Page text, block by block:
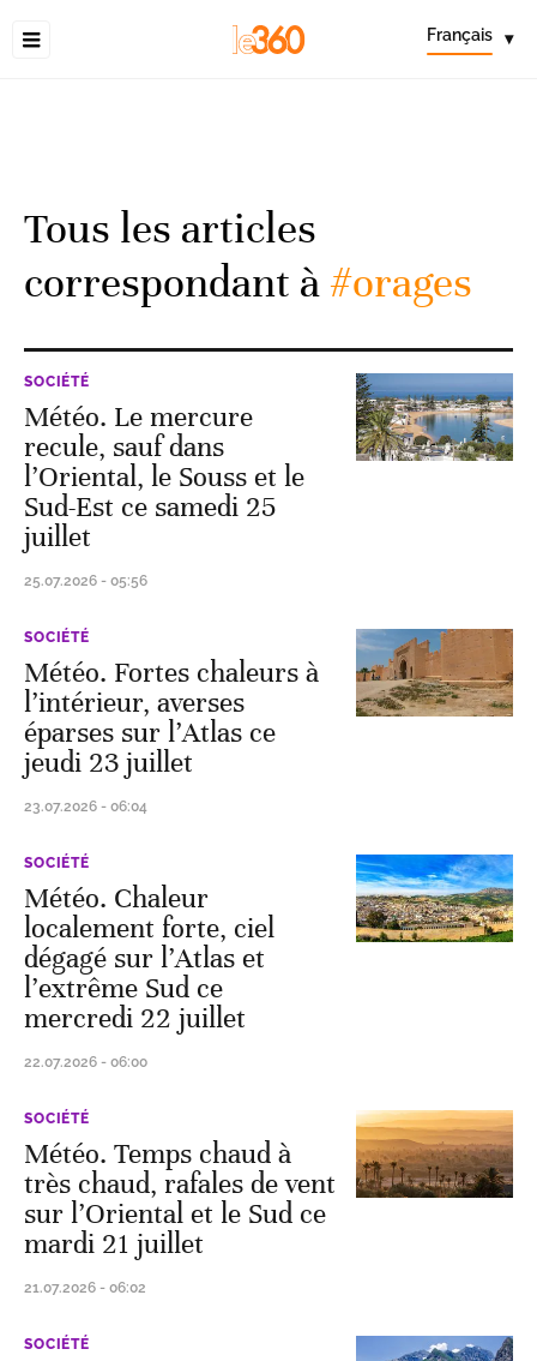
Français ▾
Tous les articles
correspondant à#orages
SOCIÉTÉ
Météo. Le mercure
recule, sauf dans
l’Oriental, le Souss et le
Sud-Est ce samedi 25
juillet
25.07.2026 - 05:56
SOCIÉTÉ
Météo. Fortes chaleurs à
l’intérieur, averses
éparses sur l’Atlas ce
jeudi 23 juillet
23.07.2026 - 06:04
SOCIÉTÉ
Météo. Chaleur
localement forte, ciel
dégagé sur l’Atlas et
l’extrême Sud ce
mercredi 22 juillet
22.07.2026 - 06:00
SOCIÉTÉ
Météo. Temps chaud à
très chaud, rafales de vent
sur l’Oriental et le Sud ce
mardi 21 juillet
21.07.2026 - 06:02
SOCIÉTÉ